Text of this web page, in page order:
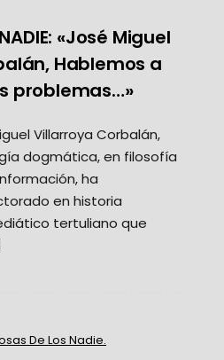
«José Miguel
Hablemos a
problemas…»
Villarroya Corbalán,
dogmática, en filosofía
ha
en historia
tertuliano que
De Los Nadie.